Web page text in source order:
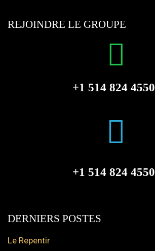
REJOINDRE LE GROUPE
+1 514 824 4550
+1 514 824 4550
DERNIERS POSTES
Le Repentir